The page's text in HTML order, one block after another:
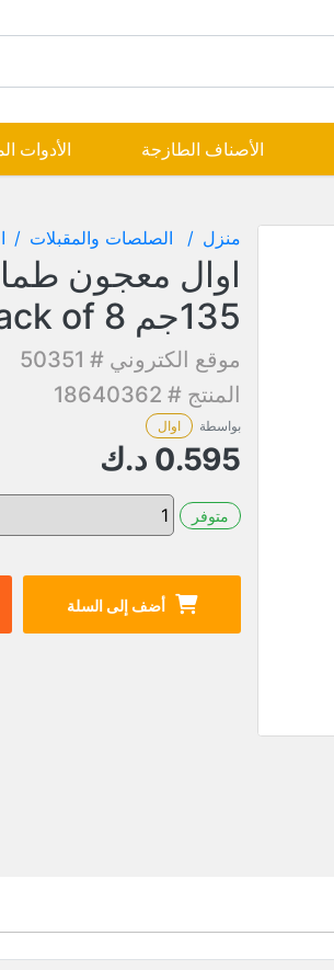
الأصناف الطازجة الأدوات
منزل الصلصات والمقبلات
اوال معجون
135جم Pack of 8
موقع الكتروني # 50351
المنتج # 18640362
بواسطة اوال
0.595 د.ك
متوفر
أضف إلى السلة